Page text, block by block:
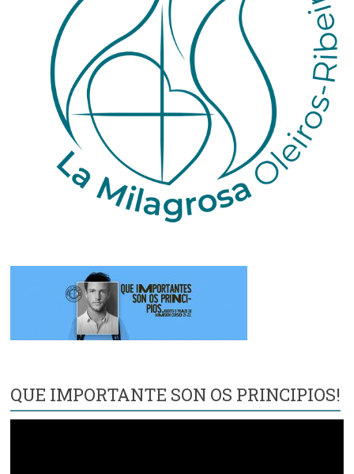
QUE IMPORTANTE SON OS PRINCIPIOS!